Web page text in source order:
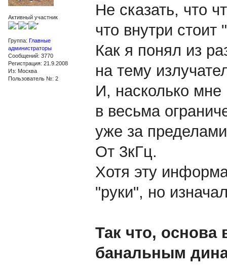
Активный участник
Группа: Главные
администраторы
Сообщений: 3770
Регистрация: 21.9.2008
Из: Москва
Пользователь №: 2
Не сказать, что
что внутри
Как я понял из
на тему
И, насколько мне
в весьма
уже за
От 3кГц.
Хотя эту
"руки", но
Так что, основа
банальным